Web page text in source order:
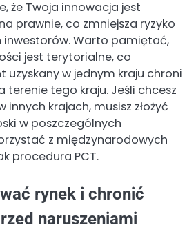
że Twoja innowacja jest
prawnie, co zmniejsza ryzyko
Warto pamiętać,
jest terytorialne, co
uzyskany w jednym kraju chroni
terenie tego kraju. Jeśli chcesz
innych krajach, musisz złożyć
w poszczególnych
z międzynarodowych
procedura PCT.
rynek i chronić
naruszeniami